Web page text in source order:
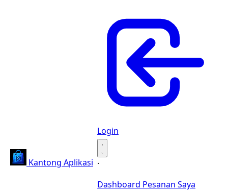
Kantong Aplikasi
Login
·
·
Dashboard Pesanan Saya